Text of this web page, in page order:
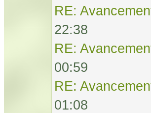
RE:
22:38
RE:
00:59
RE:
01:08